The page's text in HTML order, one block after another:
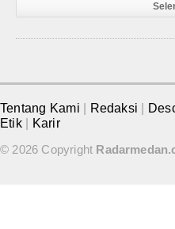
Tentang Kami Redaksi
Etik
Karir
© 2026 Copyright